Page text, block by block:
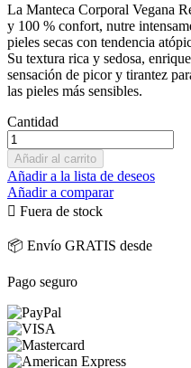
La Manteca Corporal Vegana
y 100 % confort, nutre
pieles secas con tendencia
Su textura rica y sedosa,
sensación de picor y tirantez
las pieles más sensibles.
Cantidad
Añadir al carrito
Añadir a la lista de deseos
Añadir a comparar
 Fuera de stock
📦 Envío GRATIS desde
Pago seguro